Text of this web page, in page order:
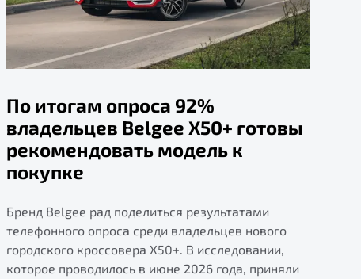
По итогам опроса 92%
владельцев Belgee X50+ готовы
рекомендовать модель к
покупке
Бренд Belgee рад поделиться результатами
телефонного опроса среди владельцев нового
городского кроссовера X50+. В исследовании,
которое проводилось в июне 2026 года, приняли